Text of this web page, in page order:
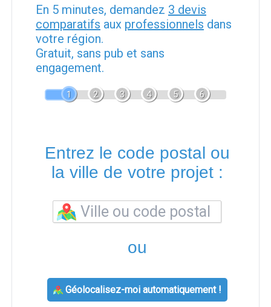
En 5 minutes, demandez 3 devis
comparatifs aux professionnels dans
votre région.
Gratuit, sans pub et sans
engagement.
1 2 3 4 5 6
Entrez le code postal ou
la ville de votre projet :
ou
Géolocalisez-moi automatiquement !